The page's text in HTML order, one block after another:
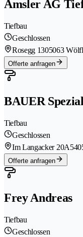
Amsler AG
Tiefbau
Geschlossen
Rosegg 1305063
Offerte anfragen
BAUER
Tiefbau
Geschlossen
Im Langacker 20A
Offerte anfragen
Frey Andreas
Tiefbau
Geschlossen